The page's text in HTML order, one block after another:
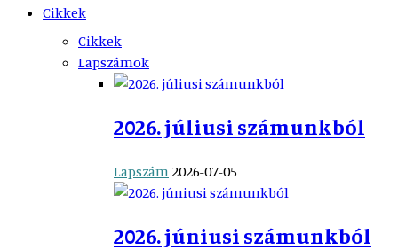
Cikkek
Cikkek
Lapszámok
2026. júliusi számunkból
Lapszám 2026-07-05
2026. júniusi számunkból